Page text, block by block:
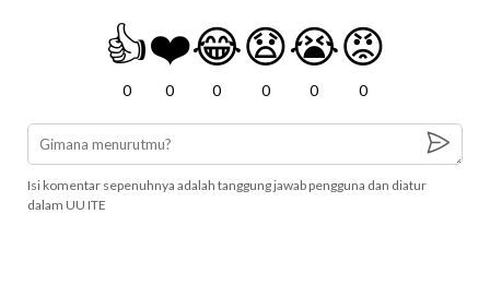
👍
0
❤️
0
😂
0
😧
0
😭
0
😡
0
Isi komentar sepenuhnya adalah tanggung jawab pengguna dan diatur
dalam UU ITE